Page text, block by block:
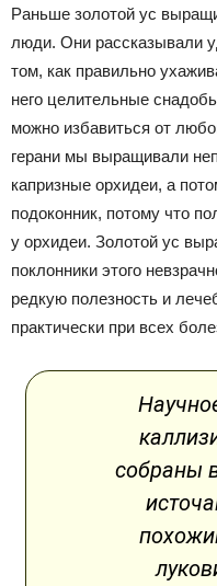
Раньше золотой ус
люди. Они рассказывали
том, как правильно
него целительные
можно избавиться от
герани мы выращивали
капризные орхидеи, а
подоконник, потому что
у орхидеи. Золотой ус
поклонники этого
редкую полезность и
практически при всех
собраны